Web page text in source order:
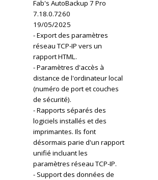
Fab's AutoBackup 7 Pro
7.18.0.7260
19/05/2025
- Export des paramètres
réseau TCP-IP vers un
rapport HTML.
- Paramètres d'accès à
distance de l'ordinateur local
(numéro de port et couches
de sécurité).
- Rapports séparés des
logiciels installés et des
imprimantes. Ils font
désormais parie d'un rapport
unifié incluant les
paramètres réseau TCP-IP.
- Support des données de